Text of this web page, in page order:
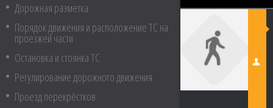
Дорожная разметка
Порядок движения и расположение ТС на
проезжей части
Остановка и стоянка ТС
Регулирование дорожного движения
Проезд перекрёстков